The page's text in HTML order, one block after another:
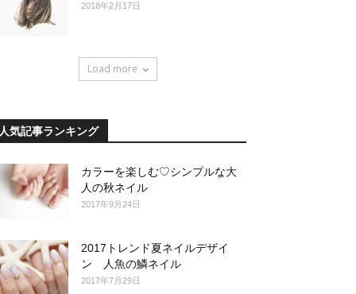
2018年2月17日
Load more
人気記事ランキング
カラーを楽しむ♡シンプルな大
人の秋ネイル
2017年9月24日
2017トレンド夏ネイルデザイ
ン 人魚の鱗ネイル
2017年7月29日